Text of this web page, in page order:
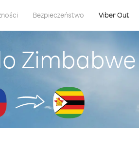
Bezpieczeństwo Viber Out